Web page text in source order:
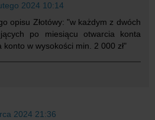
2024 10:14
opisu Złotówy: "w każdym z dwóch
po miesiącu otwarcia konta
konto w wysokości min. 2 000 zł"
2024 21:36